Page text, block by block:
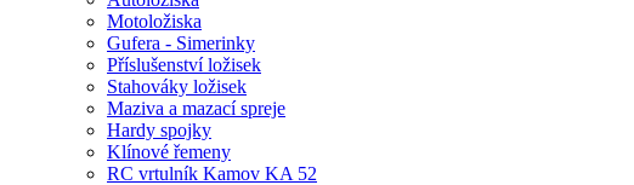
Motoložiska
Gufera - Simerinky
Příslušenství ložisek
Stahováky ložisek
Maziva a mazací spreje
Hardy spojky
Klínové řemeny
RC vrtulník Kamov KA 52